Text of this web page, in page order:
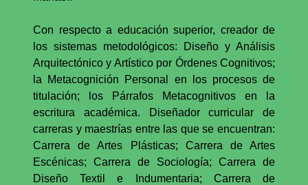
Con respecto a educación superior, creador de
los sistemas metodológicos: Diseño y Análisis
Arquitectónico y Artístico por Órdenes Cognitivos;
la Metacognición Personal en los procesos de
titulación; los Párrafos Metacognitivos en la
escritura académica. Diseñador curricular de
carreras y maestrías entre las que se encuentran:
Carrera de Artes Plásticas; Carrera de Artes
Escénicas; Carrera de Sociología; Carrera de
Diseño Textil e Indumentaria; Carrera de